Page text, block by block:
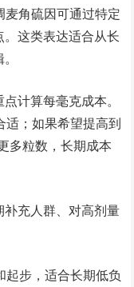
角硫因可通过特定
这类表达适合从长
计算每毫克成本。
；如果希望提高到
多粒数，长期成本
充人群、对高剂量
步，适合长期低负